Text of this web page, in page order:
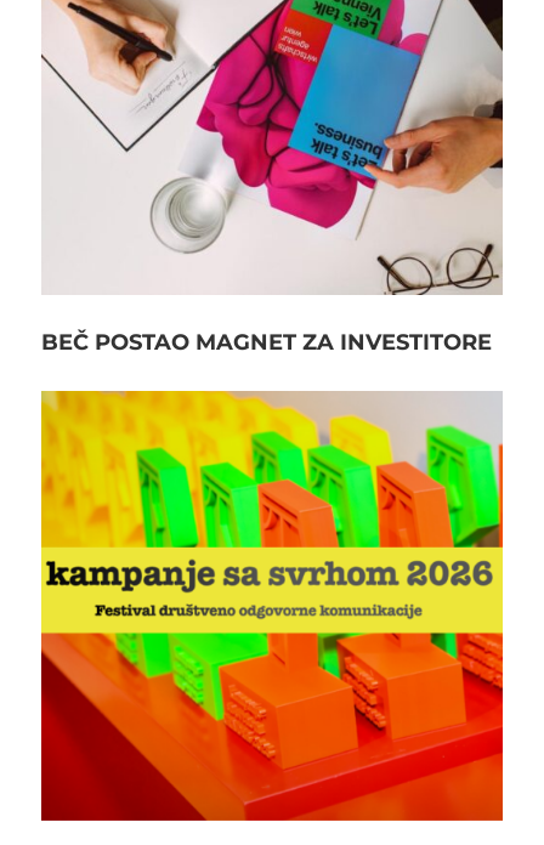
BEČ POSTAO MAGNET ZA INVESTITORE